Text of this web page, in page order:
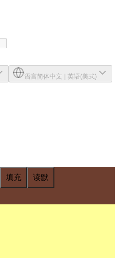
语言简体中文 | 英语(美式)
填充 读默